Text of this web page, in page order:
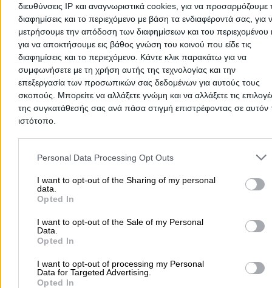
διευθύνσεις IP και αναγνωριστικά cookies, για να προσαρμόζουμε
διαφημίσεις και το περιεχόμενο με βάση τα ενδιαφέροντά σας, για
μετρήσουμε την απόδοση των διαφημίσεων και του περιεχομένου
για να αποκτήσουμε εις βάθος γνώση του κοινού που είδε τις
διαφημίσεις και το περιεχόμενο. Κάντε κλικ παρακάτω για να
συμφωνήσετε με τη χρήση αυτής της τεχνολογίας και την
επεξεργασία των προσωπικών σας δεδομένων για αυτούς τους
σκοπούς. Μπορείτε να αλλάξετε γνώμη και να αλλάξετε τις
της συγκατάθεσής σας ανά πάσα στιγμή επιστρέφοντας σε αυτόν
ιστότοπο.
Please note that this website/app uses one or more Google
and may gather and store information including but not limited to
to Google and its third-party tags to use your data for below
purposes in below Google consent section.
Personal Data Processing Opt Outs
I want to opt-out of the Sharing of my personal
data.
Opted In
I want to opt-out of the Sale of my Personal
Data.
Opted In
I want to opt-out of processing my Personal
Data for Targeted Advertising.
Opted In
Home > Prefecture of ATTICA > Kythira > Food > Food (General)
Popular Searches
Moving Services Locksmiths Psychologists Nursery
Dentists Car Garages
Plumbers & Plumbing Services
more >>
Local Search
Athens Thessaloniki Patra Larissa Iraklio Ioannina
Peristeri Kavala
more >>
Useful
Pharmacy Duties Hospital Duties
Postal